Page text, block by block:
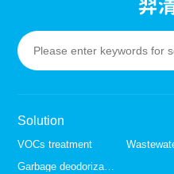
Solution
VOCs treatment